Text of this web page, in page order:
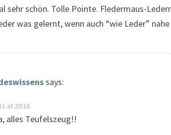
sehr schön. Tolle Pointe. Fledermaus-
was gelernt, wenn auch “wie Leder”
says:
at 20:16
alles Teufelszeug!!